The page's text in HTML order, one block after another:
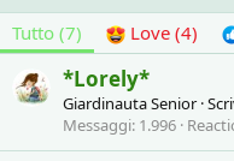
Tutto (7) Love (4)
*Lorely*
Giardinauta Senior ·
Messaggi 1.996